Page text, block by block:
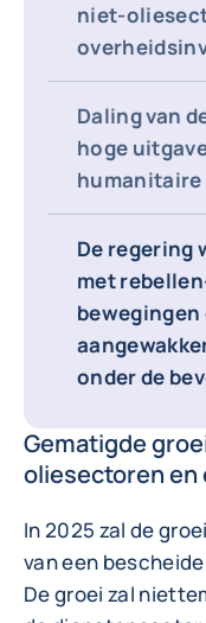
niet-
Daling van
hoge
humanitaire
De regering
met
onder de
Gematigde
oliesectoren
In 2025 zal de
van een
De groei zal